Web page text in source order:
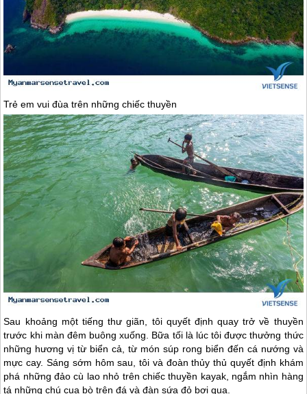
Trẻ em vui đùa trên những chiếc thuyền
Sau khoảng một tiếng thư giãn, tôi quyết định quay trở về thuyền
trước khi màn đêm buông xuống. Bữa tối là lúc tôi được thưởng thức
những hương vị từ biển cả, từ món súp rong biển đến cá nướng và
mực cay. Sáng sớm hôm sau, tôi và đoàn thủy thủ quyết định khám
phá những đảo cù lao nhỏ trên chiếc thuyền kayak, ngắm nhìn hàng
tá những chú cua bò trên đá và đàn sứa đỏ bơi qua.